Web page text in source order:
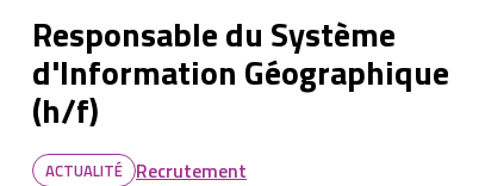
Responsable du Système
d'Information Géographique
(h/f)
ACTUALITÉ Recrutement